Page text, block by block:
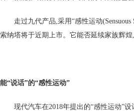
走过九代产品,采用“感性运动
索纳塔将于近期上市。它能否延续家族辉煌
能“说话”的“感性运动”
现代汽车在2018年提出的“感性运动”